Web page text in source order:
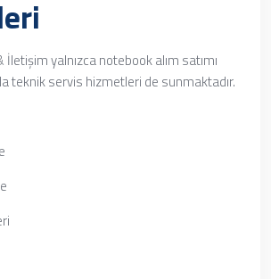
yalnızca notebook alım satımı
teknik servis hizmetleri de sunmaktadır.